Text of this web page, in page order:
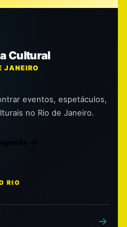
Cultural
JANEIRO
eventos, espetáculos,
no Rio de Janeiro.
RIO